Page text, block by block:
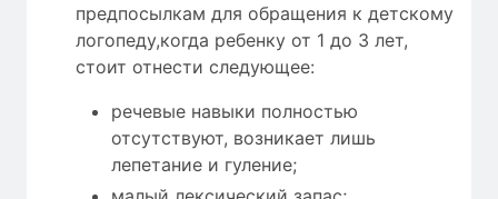
предпосылкам для обращения к детскому
логопеду,когда ребенку от 1 до 3 лет,
стоит отнести следующее:
речевые навыки полностью
отсутствуют, возникает лишь
лепетание и гуление;